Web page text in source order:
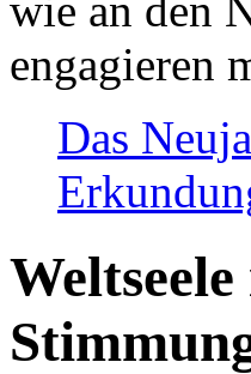
wie an den
engagieren
Das